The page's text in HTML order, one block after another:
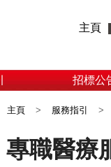
主頁
招標公
主頁 > 服務指引 >